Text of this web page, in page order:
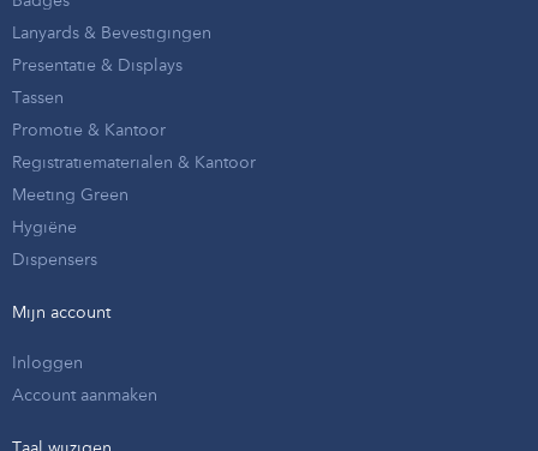
Lanyards & Bevestigingen
Presentatie & Displays
Tassen
Promotie & Kantoor
Registratiematerialen & Kantoor
Meeting Green
Hygiëne
Dispensers
Mijn account
Inloggen
Account aanmaken
Taal wijzigen